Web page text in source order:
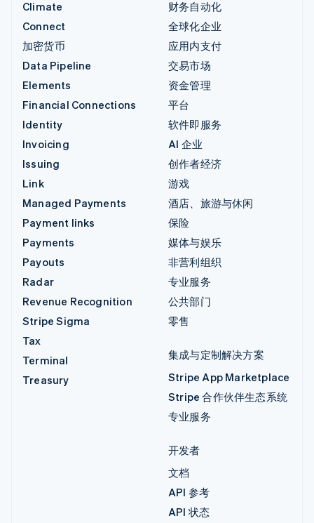
Climate
Connect
加密货币
Data Pipeline
Elements
Financial Connections
Identity
Invoicing
Issuing
Link
Managed Payments
Payment links
Payments
Payouts
Radar
Revenue Recognition
Stripe Sigma
Tax
Terminal
Treasury
财务自动化
全球化企业
应用内支付
交易市场
资金管理
平台
软件即服务
AI 企业
创作者经济
游戏
酒店、旅游与休闲
保险
媒体与娱乐
非营利组织
专业服务
公共部门
零售
集成与定制解决方案
Stripe App Marketplace
Stripe 合作伙伴生态系统
专业服务
开发者
文档
API 参考
API 状态